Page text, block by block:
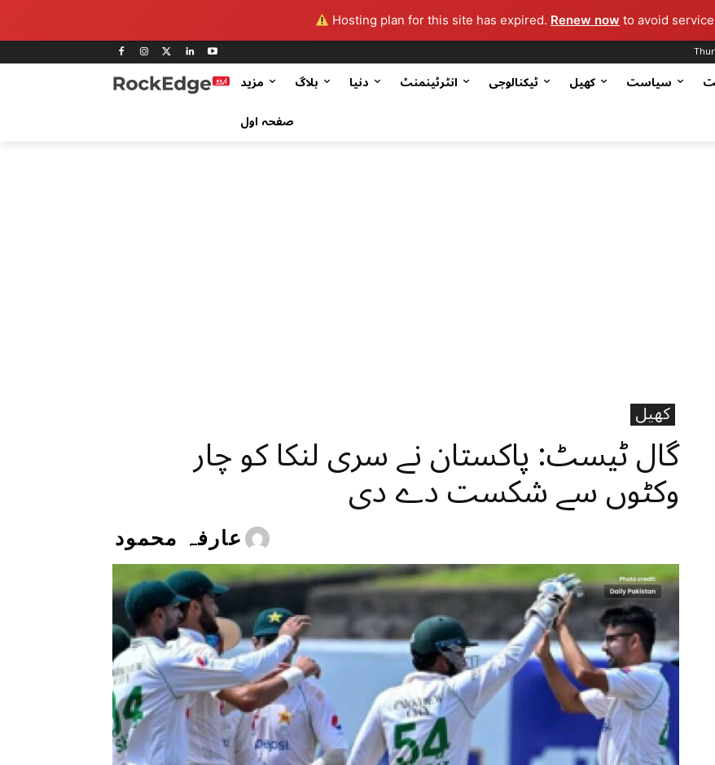
Hosting plan for this site has expired. Renew now to avoid
مزید
بلاگ دنیا انٹرٹینمنٹ ٹیکنالوجی کھیل سیاست
صفحہ اول
کھیل
گال ٹیسٹ: پاکستان نے سری لنکا کو چار
وکٹوں سے شکست دے دی
عارفہ محمود